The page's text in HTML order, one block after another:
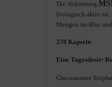
Die Abkürzung
biologisch aktiv ist.
Mengen im Blut
270 Kapseln
Eine Tagesdosis*
Glucosamine